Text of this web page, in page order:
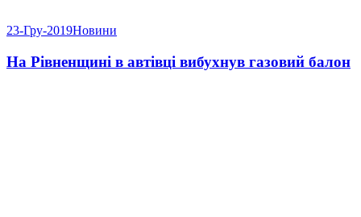
23-Гру-2019Новини
На Рівненщині в автівці вибухнув газовий балон